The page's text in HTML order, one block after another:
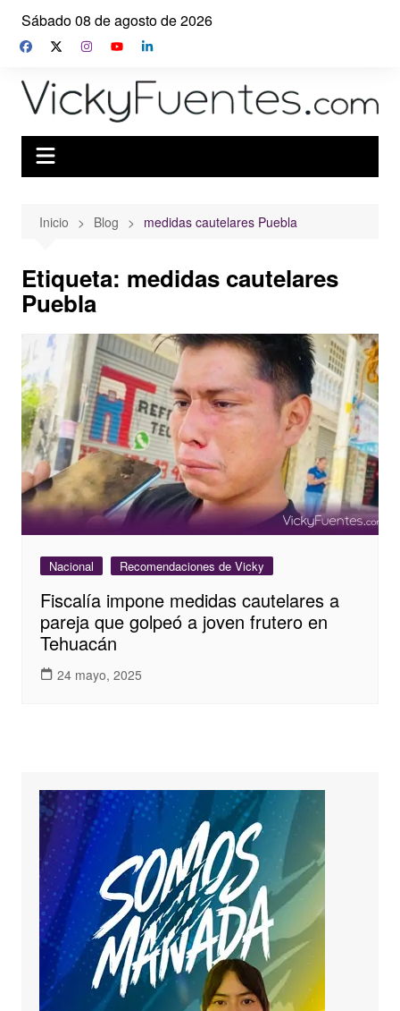
Saltar
contenido
Sábado 08 de agosto de 2026
Inicio Blog medidas cautelares Puebla
Etiqueta: medidas cautelares
Puebla
Nacional Recomendaciones de Vicky
Fiscalía impone medidas cautelares a
pareja que golpeó a joven frutero en
Tehuacán
24 mayo, 2025